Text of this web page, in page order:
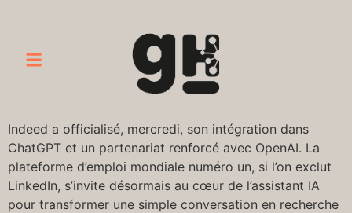
Indeed a officialisé, mercredi, son intégration dans
ChatGPT et un partenariat renforcé avec OpenAI. La
plateforme d’emploi mondiale numéro un, si l’on exclut
LinkedIn, s’invite désormais au cœur de l’assistant IA
pour transformer une simple conversation en recherche